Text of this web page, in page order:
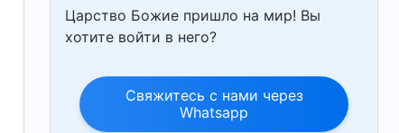
Царство Божие пришло на мир! Вы
хотите войти в него?
Свяжитесь с нами через
Whatsapp